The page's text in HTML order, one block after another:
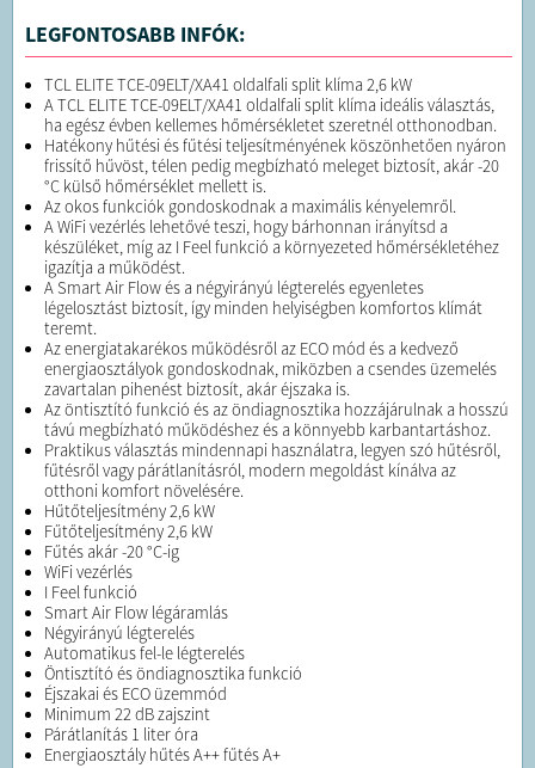
LEGFONTOSABB INFÓK:
TCL ELITE TCE-09ELT/XA41 oldalfali split klíma 2,6 kW
A TCL ELITE TCE-09ELT/XA41 oldalfali split klíma ideális választás,
ha egész évben kellemes hőmérsékletet szeretnél otthonodban.
Hatékony hűtési és fűtési teljesítményének köszönhetően nyáron
frissítő hűvöst, télen pedig megbízható meleget biztosít, akár -20
°C külső hőmérséklet mellett is.
Az okos funkciók gondoskodnak a maximális kényelemről.
A WiFi vezérlés lehetővé teszi, hogy bárhonnan irányítsd a
készüléket, míg az I Feel funkció a környezeted hőmérsékletéhez
igazítja a működést.
A Smart Air Flow és a négyirányú légterelés egyenletes
légelosztást biztosít, így minden helyiségben komfortos klímát
teremt.
Az energiatakarékos működésről az ECO mód és a kedvező
energiaosztályok gondoskodnak, miközben a csendes üzemelés
zavartalan pihenést biztosít, akár éjszaka is.
Az öntisztító funkció és az öndiagnosztika hozzájárulnak a hosszú
távú megbízható működéshez és a könnyebb karbantartáshoz.
Praktikus választás mindennapi használatra, legyen szó hűtésről,
fűtésről vagy párátlanításról, modern megoldást kínálva az
otthoni komfort növelésére.
Hűtőteljesítmény 2,6 kW
Fűtőteljesítmény 2,6 kW
Fűtés akár -20 °C-ig
WiFi vezérlés
I Feel funkció
Smart Air Flow légáramlás
Négyirányú légterelés
Automatikus fel-le légterelés
Öntisztító és öndiagnosztika funkció
Éjszakai és ECO üzemmód
Minimum 22 dB zajszint
Párátlanítás 1 liter óra
Energiaosztály hűtés A++ fűtés A+